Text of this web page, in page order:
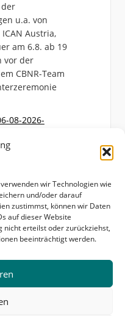
wir Technologien wie
und/oder darauf
zustimmst, können wir Daten
auf dieser Website
nicht erteilst oder zurückziehst,
beeinträchtigt werden.
u.a. von
Austria,
am 6.8. ab 19
vor der
CBNR-Team
08-2026-
& Impressum
Richtlinie (EU)